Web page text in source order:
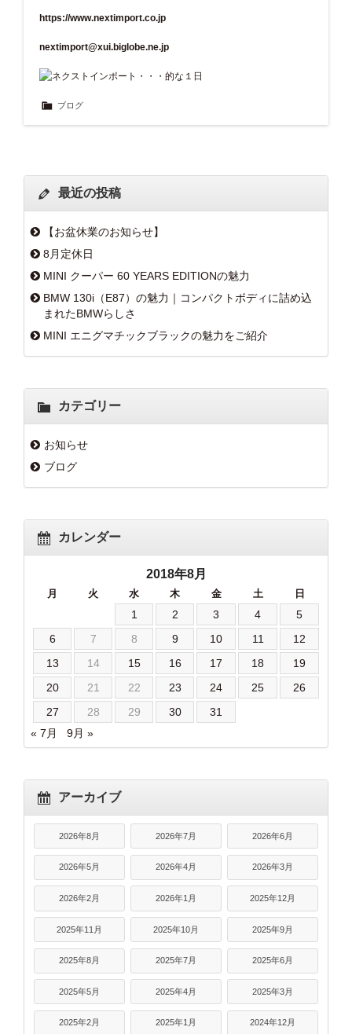
https://www.nextimport.co.jp
nextimport@xui.biglobe.ne.jp
ブログ
最近の投稿
【お盆休業のお知らせ】
8月定休日
MINI クーパー 60 YEARS EDITIONの魅力
BMW 130i（E87）の魅力｜コンパクトボディに詰め込
まれたBMWらしさ
MINI エニグマチックブラックの魅力をご紹介
カテゴリー
お知らせ
ブログ
カレンダー
2018年8月
月 火 水 木 金 土 日
1 2 3 4
5
6
7 8 9 10 11
12
13
14 15 16 17 18
19
20
21 22 23 24 25
26
27
28 29 30
31
« 7月
9月 »
アーカイブ
2026年8月 2026年7月 2026年6月
2026年5月 2026年4月 2026年3月
2026年2月 2026年1月 2025年12月
2025年11月 2025年10月 2025年9月
2025年8月 2025年7月 2025年6月
2025年5月 2025年4月 2025年3月
2025年2月 2025年1月 2024年12月